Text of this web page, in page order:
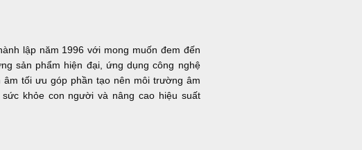
lập năm 1996 với mong muốn đem đến
sản phẩm hiện đại, ứng dụng công nghệ
tối ưu góp phần tạo nên môi trường âm
khỏe con người và nâng cao hiệu suất